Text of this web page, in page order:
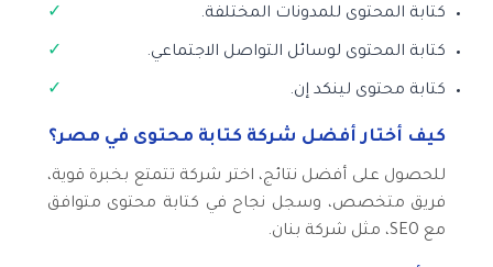
كتابة المحتوى للمدونات المختلفة.
كتابة المحتوى لوسائل التواصل الاجتماعي.
كتابة محتوى لينكد إن.
كيف أختار أفضل شركة كتابة محتوى في مصر؟
للحصول على أفضل نتائج، اختر شركة تتمتع بخبرة قوية،
فريق متخصص، وسجل نجاح في كتابة محتوى متوافق
مع SEO، مثل شركة بنان.